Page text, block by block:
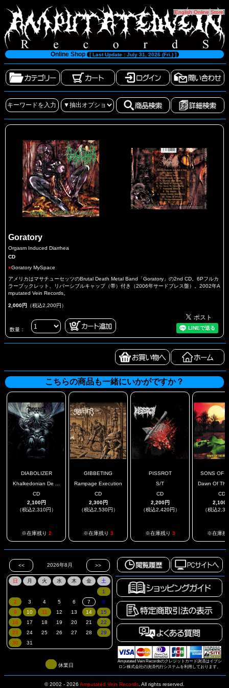
[English Online Store]
Online Shop [ Last Update : July 31, 2026 (Fri.) ]
Goratory
Orgasm Induced Diarrhea
CD
●Goratory MySpace
アメリカはマサチューセッツのBrutal Death Metal Band「Goratory」の2nd CD。6Pフルカ
ラーブックレット、リバーシブルキャップ（帯）付き（2006年サードプレス盤）。2002年A
mputated Vein Records。
2,000円 （税込2,200円）
数量：
こちらの商品も一緒にいかがですか？
DIABOLIZER
Khalkedonian De ...
CD
2,100円
（税込2,310円）
※在庫残り 2
GIBBETING
Rampage Execution
CD
2,300円
（税込2,530円）
※在庫残り 3
PISSROT
S/T
CD
2,200円
（税込2,420円）
※在庫残り 3
SONS OF
Dawn Of
CD
2,100
（税込
※在庫残
Amputated Vein Recordsのクレジットカード決済はイプシ
ロン株式会社の決済代行システムを利用しております。
休業日
© 2002 - 2026 Amputated Vein Records All rights reserved.